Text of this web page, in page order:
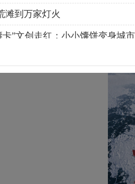
滩到万家灯火
”文创走红：小小馕饼变身城
学热，孩子们究竟学到什么